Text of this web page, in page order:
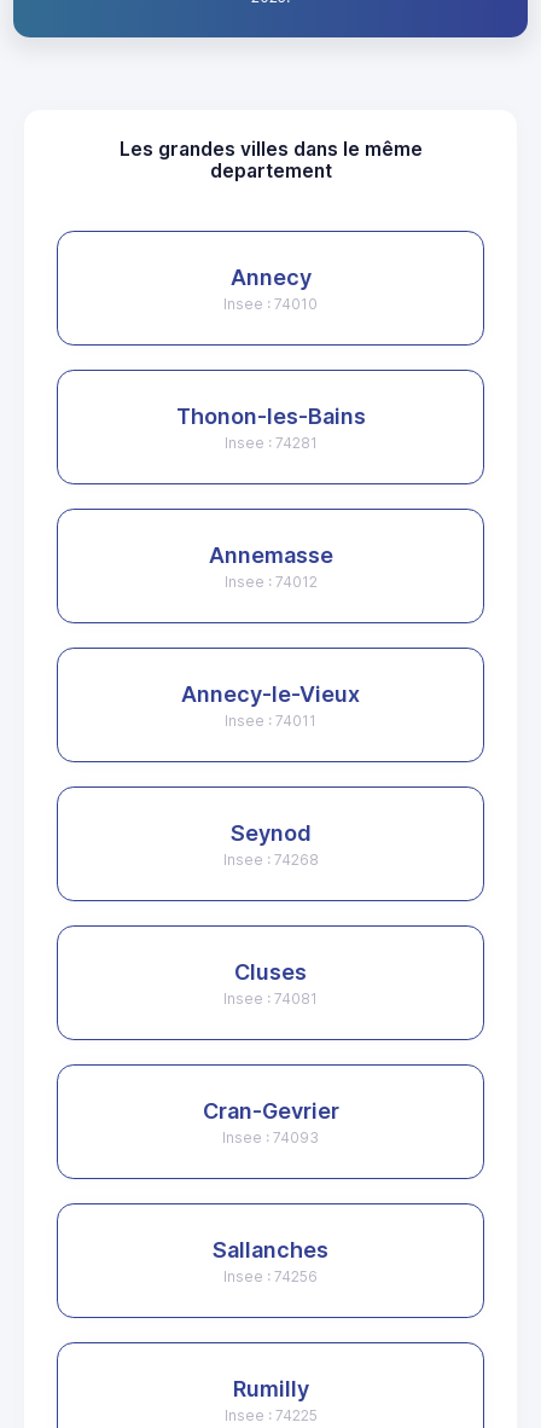
Les grandes villes dans le même
departement
Annecy
Insee : 74010
Thonon-les-Bains
Insee : 74281
Annemasse
Insee : 74012
Annecy-le-Vieux
Insee : 74011
Seynod
Insee : 74268
Cluses
Insee : 74081
Cran-Gevrier
Insee : 74093
Sallanches
Insee : 74256
Rumilly
Insee : 74225